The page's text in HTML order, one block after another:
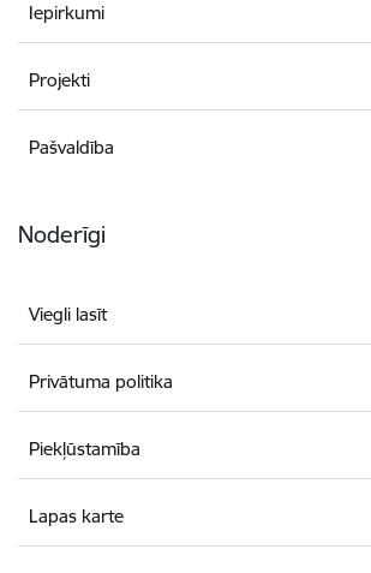
Iepirkumi
Projekti
Pašvaldība
Noderīgi
Viegli lasīt
Privātuma politika
Piekļūstamība
Lapas karte